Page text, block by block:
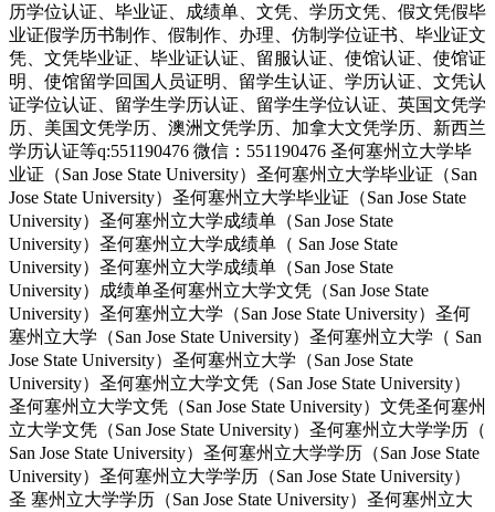
历学位认证、毕业证、成绩单、文凭、学历文凭、假文凭假毕
业证假学历书制作、假制作、办理、仿制学位证书、毕业证文
凭、文凭毕业证、毕业证认证、留服认证、使馆认证、使馆证
明、使馆留学回国人员证明、留学生认证、学历认证、文凭认
证学位认证、留学生学历认证、留学生学位认证、英国文凭学
历、美国文凭学历、澳洲文凭学历、加拿大文凭学历、新西兰
学历认证等q:551190476 微信：551190476 圣何塞州立大学毕
业证（San Jose State University）圣何塞州立大学毕业证（San
Jose State University）圣何塞州立大学毕业证（San Jose State
University）圣何塞州立大学成绩单（San Jose State
University）圣何塞州立大学成绩单（ San Jose State
University）圣何塞州立大学成绩单（San Jose State
University）成绩单圣何塞州立大学文凭（San Jose State
University）圣何塞州立大学（San Jose State University）圣何
塞州立大学（San Jose State University）圣何塞州立大学（ San
Jose State University）圣何塞州立大学（San Jose State
University）圣何塞州立大学文凭（San Jose State University）
圣何塞州立大学文凭（San Jose State University）文凭圣何塞州
立大学文凭（San Jose State University）圣何塞州立大学学历（
San Jose State University）圣何塞州立大学学历（San Jose State
University）圣何塞州立大学学历（San Jose State University）
圣 塞州立大学学历（San Jose State University）圣何塞州立大